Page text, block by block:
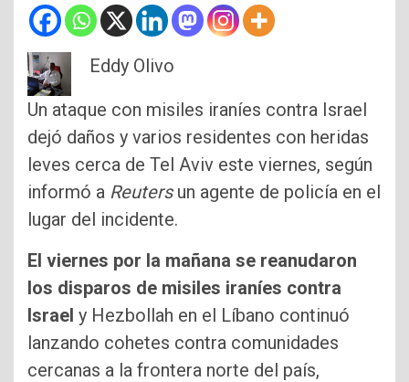
Eddy Olivo
Un ataque con misiles iraníes contra Israel
dejó daños y varios residentes con heridas
leves cerca de Tel Aviv este viernes, según
informó a Reutersun agente de policía en el
lugar del incidente.
El viernes por la mañana se reanudaron
los disparos de misiles iraníes contra
Israel y Hezbollah en el Líbano continuó
lanzando cohetes contra comunidades
cercanas a la frontera norte del país,